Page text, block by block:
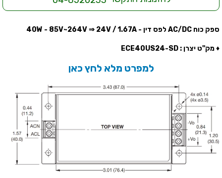
ספק כוח AC/DC לפס דין - 40W - 85V~264V ⇒ 24V / 1.67A
♦ מק''ט יצרן : ECE40US24-SD
למפרט מלא לחץ כאן